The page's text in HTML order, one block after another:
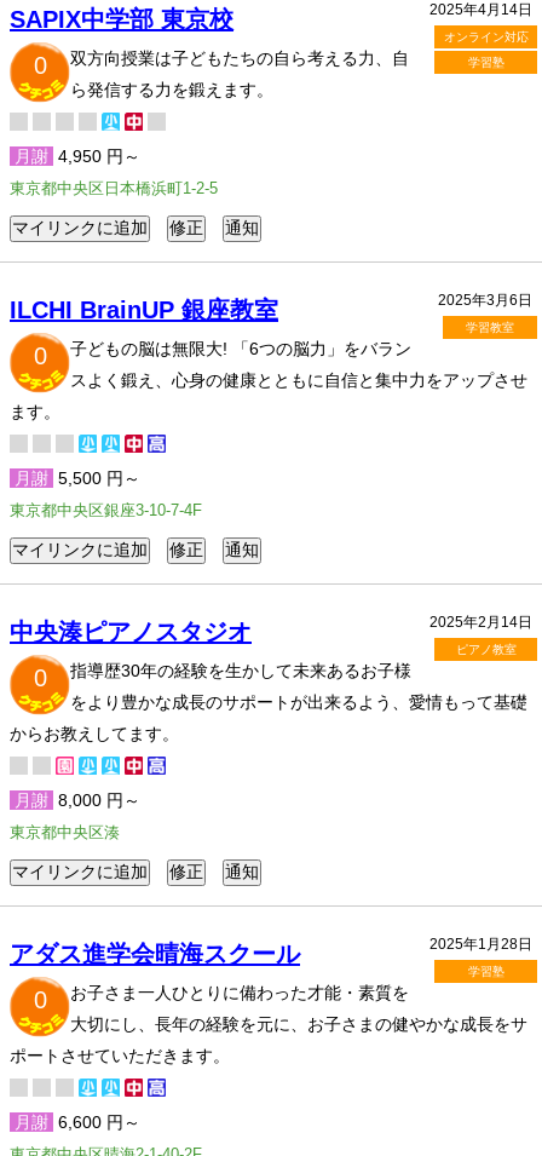
2025年4月14日
オンライン対応
学習塾
SAPIX中学部 東京校
0
双方向授業は子どもたちの自ら考える力、自
ら発信する力を鍛えます。
月謝 4,950 円～
東京都中央区日本橋浜町1-2-5
2025年3月6日
学習教室
ILCHI BrainUP 銀座教室
0
子どもの脳は無限大! 「6つの脳力」をバラン
スよく鍛え、心身の健康とともに自信と集中力をアップさせ
ます。
月謝 5,500 円～
東京都中央区銀座3-10-7-4F
2025年2月14日
ピアノ教室
中央湊ピアノスタジオ
0
指導歴30年の経験を生かして未来あるお子様
をより豊かな成長のサポートが出来るよう、愛情もって基礎
からお教えしてます。
月謝 8,000 円～
東京都中央区湊
2025年1月28日
学習塾
アダス進学会晴海スクール
0
お子さま一人ひとりに備わった才能・素質を
大切にし、長年の経験を元に、お子さまの健やかな成長をサ
ポートさせていただきます。
月謝 6,600 円～